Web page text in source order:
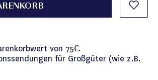
von 75€.
für Großgüter (wie z.B.